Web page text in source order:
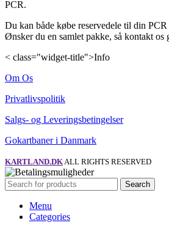
PCR.
Du kan både købe reservedele til din
Ønsker du en samlet pakke, så kontakt os
< class="widget-title">Info
Om Os
Privatlivspolitik
Salgs- og Leveringsbetingelser
Gokartbaner i Danmark
KARTLAND.DK ALL RIGHTS RESERVED
Search
Menu
Categories